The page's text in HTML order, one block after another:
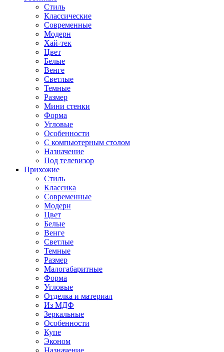
Стиль
Классические
Современные
Модерн
Хай-тек
Цвет
Белые
Венге
Светлые
Темные
Размер
Мини стенки
Форма
Угловые
Особенности
С компьютерным столом
Назначение
Под телевизор
Прихожие
Стиль
Классика
Современные
Модерн
Цвет
Белые
Венге
Светлые
Темные
Размер
Малогабаритные
Форма
Угловые
Отделка и материал
Из МДФ
Зеркальные
Особенности
Купе
Эконом
Назначение